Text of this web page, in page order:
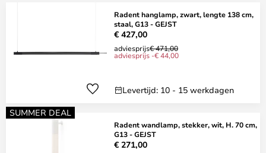
Radent hanglamp, zwart, lengte 138 cm,
staal, G13 - GEJST
€ 427,00
adviesprijs€ 471,00
adviesprijs -€ 44,00
Levertijd: 10 - 15 werkdagen
SUMMER DEAL
Radent wandlamp, stekker, wit, H. 70 cm,
G13 - GEJST
€ 271,00